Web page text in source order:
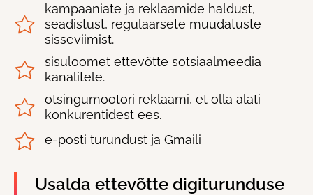
kampaaniate ja reklaamide haldust,
seadistust, regulaarsete muudatuste
sisseviimist.
sisuloomet ettevõtte sotsiaalmeedia
kanalitele.
otsingumootori reklaami, et olla alati
konkurentidest ees.
e-posti turundust ja Gmaili
Usalda ettevõtte digiturunduse